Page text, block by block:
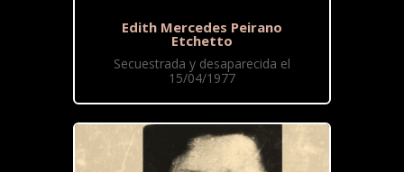
Edith Mercedes Peirano
Etchetto
Secuestrada y desaparecida el
15/04/1977